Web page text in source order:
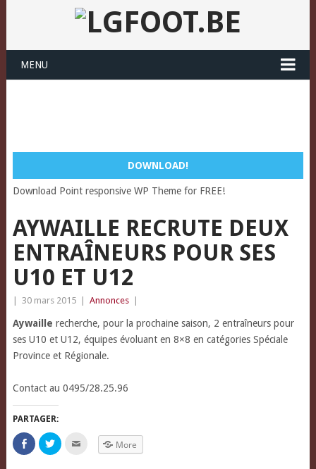
MENU
DOWNLOAD!
Download Point responsive WP Theme for FREE!
AYWAILLE RECRUTE DEUX
ENTRAÎNEURS POUR SES
U10 ET U12
30 mars 2015 Annonces
Aywaille recherche, pour la prochaine saison, 2 entraîneurs pour
ses U10 et U12, équipes évoluant en 8×8 en catégories Spéciale
Province et Régionale.
Contact au 0495/28.25.96
PARTAGER:
Click
to
share
Click
to More